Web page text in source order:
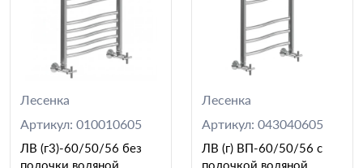
Лесенка
Артикул: 010010605
ЛВ (г3)-60/50/56 без
полочки водяной
Лесенка
Артикул: 043040605
ЛВ (г) ВП-60/50/56 с
полочкой водяной